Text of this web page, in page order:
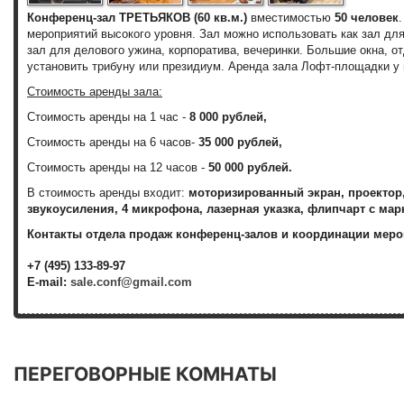
Конференц-зал ТРЕТЬЯКОВ (60 кв.м.) вместимостью 50 человек
мероприятий высокого уровня. Зал можно использовать как зал
зал для делового ужина, корпоратива, вечеринки. Большие
установить трибуну или президиум. Аренда зала Лофт-площадки
Стоимость аренды зала:
Стоимость аренды на 1 час - 8 000 рублей,
Стоимость аренды на 6 часов- 35 000 рублей,
Стоимость аренды на 12 часов - 50 000 рублей.
В стоимость аренды входит: моторизированный экран,
звукоусиления, 4 микрофона, лазерная указка, флипчарт с
Контакты отдела продаж конференц-залов и координации
+7 (495) 133-89-97
E-mail: sale.conf@gmail.com
ПЕРЕГОВОРНЫЕ КОМНАТЫ